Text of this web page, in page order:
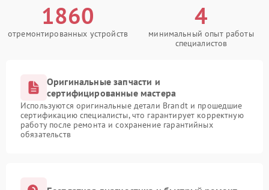
1860
отремонтированных устройств
4
минимальный опыт работы
специалистов
Оригинальные запчасти и
сертифицированные мастера
Используются оригинальные детали Brandt и прошедшие
сертификацию специалисты, что гарантирует корректную
работу после ремонта и сохранение гарантийных
обязательств